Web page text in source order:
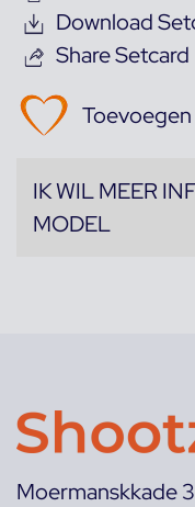
Download
Share Setcard
IK WIL MEER
MODEL
Moermanskkade